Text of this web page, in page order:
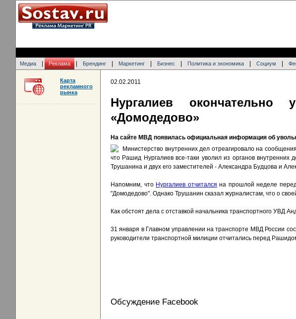
Медиа Реклама Брендинг Маркетинг Бизнес Политика и экономика Социум
02.02.2011
Нургалиев
«Домодедово»
На сайте МВД появилась официальная информация об
Министерство внутренних дел отреагировало на
что Рашид Нургалиев все-таки уволил из органов
Трушанина и двух его заместителей - Александра Будцова и
Напомним, что Нургалиев отчитался на прошлой неделе
"Домодедово". Однако Трушанин сказал журналистам, что о
Как обстоят дела с отставкой начальника транспортного УВД
31 января в Главном управлении на транспорте МВД России
руководители транспортной милиции отчитались перед
Обсуждение Facebook
Карта
рекламного
рынка